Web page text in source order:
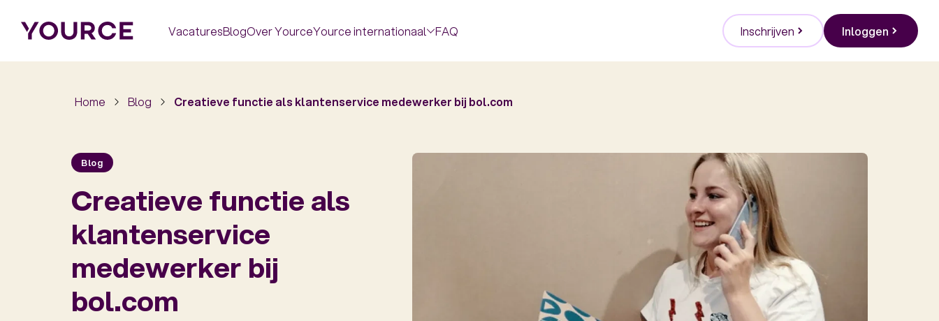
VacaturesBlogOver YourceYource internationaal FAQ Inschrijven Inloggen
Home Blog Creatieve functie als klantenservice medewerker bij bol.com
Blog
Creatieve functie als
klantenservice
medewerker bij
bol.com